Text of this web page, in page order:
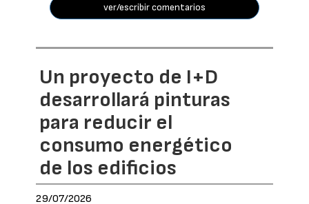
ver/escribir comentarios
Un proyecto de I+D
desarrollará pinturas
para reducir el
consumo energético
de los edificios
29/07/2026